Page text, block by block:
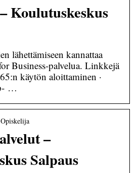
Koulutuskeskus
lähettämiseen kannattaa
Business-palvelua. Linkkejä
käytön aloittaminen ·
…
–
Salpaus